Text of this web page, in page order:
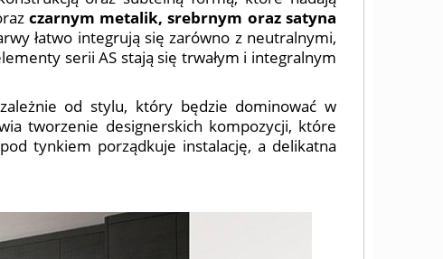
czarnym metalik, srebrnym oraz satyna
łatwo integrują się zarówno z neutralnymi,
serii AS stają się trwałym i integralnym
od stylu, który będzie dominować w
tworzenie designerskich kompozycji, które
tynkiem porządkuje instalację, a delikatna